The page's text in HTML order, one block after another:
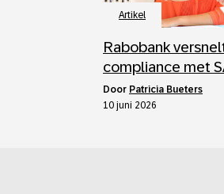
Artikel
Rabobank
compliance met
door Patricia Bueters
10 juni 2026